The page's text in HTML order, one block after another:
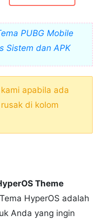
PUBG Mobile
Sistem dan APK
apabila ada
di kolom
Theme
HyperOS adalah
Anda yang ingin